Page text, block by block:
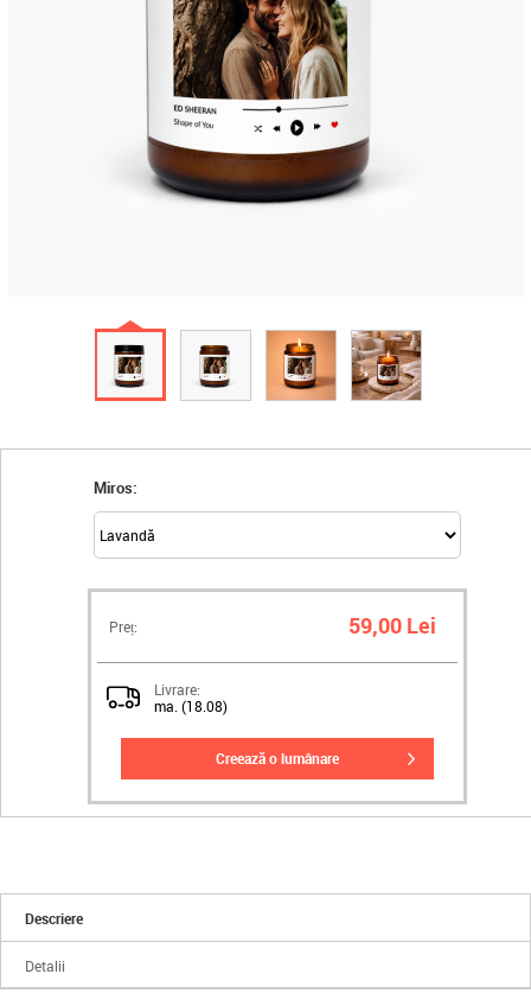
Miros:
Preț: 59,00 Lei
Livrare:
ma. (18.08)
creează o lumânare
Descriere
Detalii